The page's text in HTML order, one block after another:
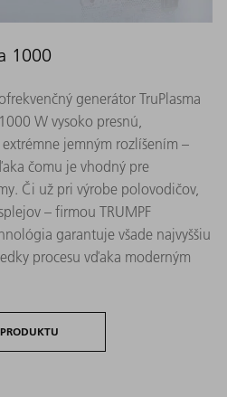
1000
generátor TruPlasma
W vysoko presnú,
jemným rozlíšením –
čomu je vhodný pre
Či už pri výrobe polovodičov,
– firmou TRUMPF
garantuje všade najvyššiu
procesu vďaka moderným